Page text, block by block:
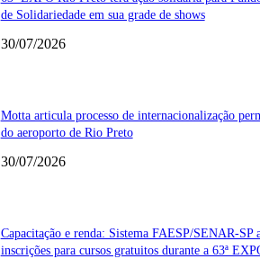
de Solidariedade em sua grade de shows
30/07/2026
Motta articula processo de internacionalização
do aeroporto de Rio Preto
30/07/2026
Capacitação e renda: Sistema FAESP/SENAR-SP
inscrições para cursos gratuitos durante a 63ª